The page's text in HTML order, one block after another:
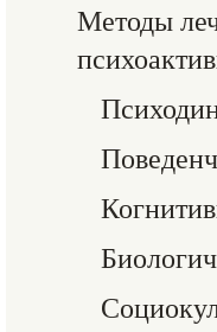
Методы